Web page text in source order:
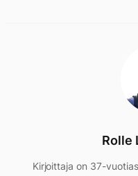
Rolle
Kirjoittaja on 37-